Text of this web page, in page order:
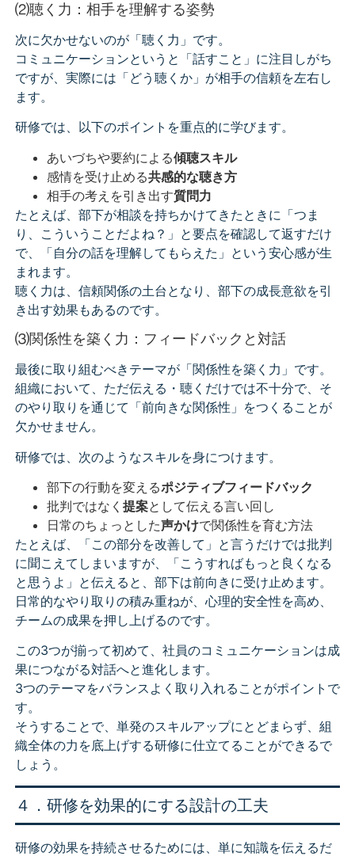
⑵聴く力：相手を理解する姿勢
次に欠かせないのが「聴く力」です。
コミュニケーションというと「話すこと」に注目しがち
ですが、実際には「どう聴くか」が相手の信頼を左右し
ます。
研修では、以下のポイントを重点的に学びます。
あいづちや要約による傾聴スキル
感情を受け止める共感的な聴き方
相手の考えを引き出す質問力
たとえば、部下が相談を持ちかけてきたときに「つま
り、こういうことだよね？」と要点を確認して返すだけ
で、「自分の話を理解してもらえた」という安心感が生
まれます。
聴く力は、信頼関係の土台となり、部下の成長意欲を引
き出す効果もあるのです。
⑶関係性を築く力：フィードバックと対話
最後に取り組むべきテーマが「関係性を築く力」です。
組織において、ただ伝える・聴くだけでは不十分で、そ
のやり取りを通じて「前向きな関係性」をつくることが
欠かせません。
研修では、次のようなスキルを身につけます。
部下の行動を変えるポジティブフィードバック
批判ではなく 提案として伝える言い回し
日常のちょっとした声かけで関係性を育む方法
たとえば、「この部分を改善して」と言うだけでは批判
に聞こえてしまいますが、「こうすればもっと良くなる
と思うよ」と伝えると、部下は前向きに受け止めます。
日常的なやり取りの積み重ねが、心理的安全性を高め、
チームの成果を押し上げるのです。
この3つが揃って初めて、社員のコミュニケーションは成
果につながる対話へと進化します。
3つのテーマをバランスよく取り入れることがポイントで
す。
そうすることで、単発のスキルアップにとどまらず、組
織全体の力を底上げする研修に仕立てることができるで
しょう。
４．研修を効果的にする設計の工夫
研修の効果を持続させるためには、単に知識を伝えるだ